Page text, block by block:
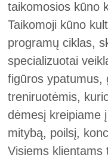
taikomosios kūno
Taikomoji kūno
programų ciklas,
specializuotai
figūros ypatumus,
treniruotėmis,
dėmesį kreipiame
mitybą, poilsį,
Visiems klientams